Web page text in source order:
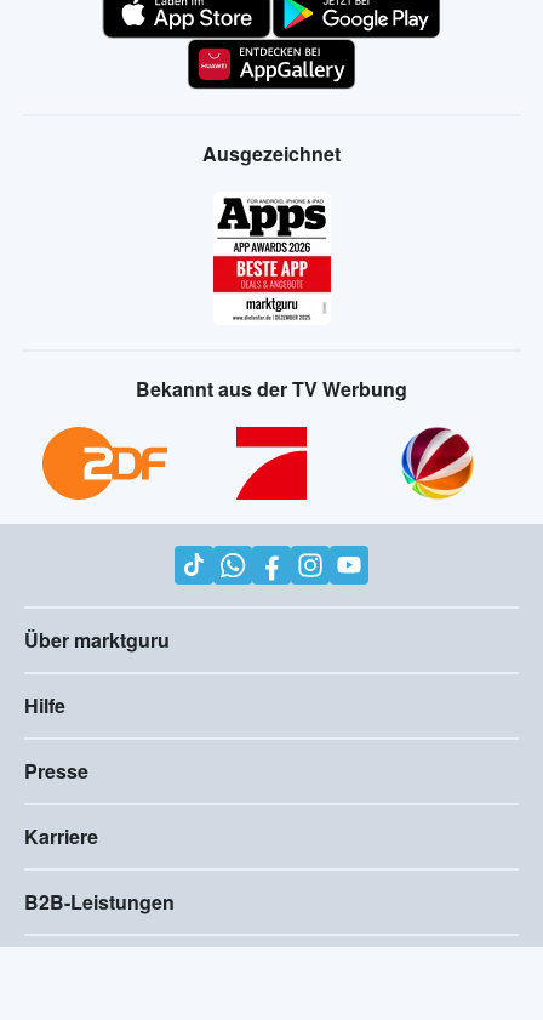
Ausgezeichnet
Bekannt aus der TV Werbung
Über marktguru
Hilfe
Presse
Karriere
B2B-Leistungen